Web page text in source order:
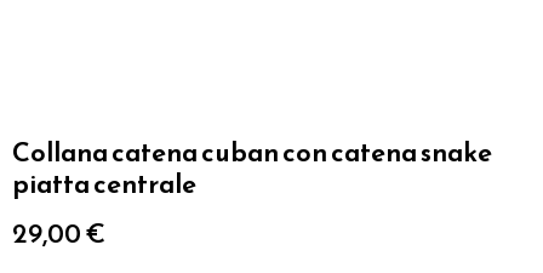
Collana catena cuban con catena snake
piatta centrale
29,00 €